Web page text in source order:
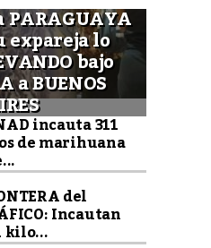
PARAGUAYA
expareja lo
bajo
a BUENOS
incauta 311
de marihuana
del
Incautan
kilo...